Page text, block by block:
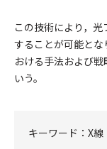
この技術により，
することが可能と
おける手法および
いう。
キーワード： X線